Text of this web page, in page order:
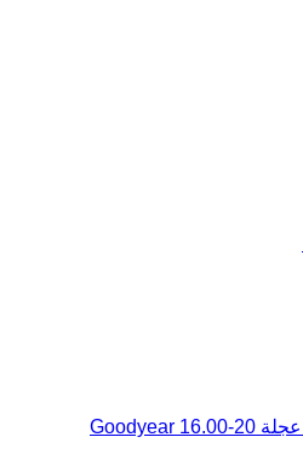
عجلة Goodyear 16.00-20